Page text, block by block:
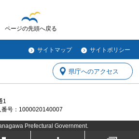
ページの先頭へ戻る
サイトマップ サイトポリシー
1
号：1000020140007
県庁へのアクセス
Prefectural Government.